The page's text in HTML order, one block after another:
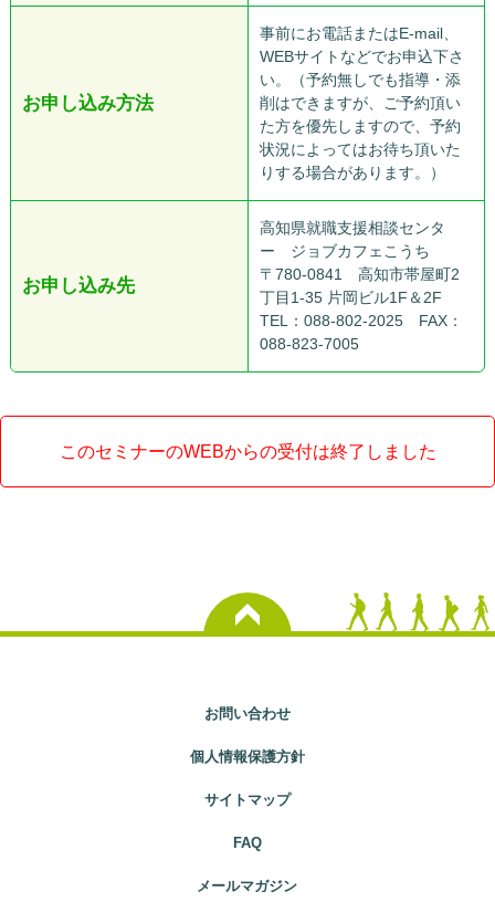
お申し込み方法
事前にお電話またはE-mail、
WEBサイトなどでお申込下さ
い。（予約無しでも指導・添
削はできますが、ご予約頂い
た方を優先しますので、予約
状況によってはお待ち頂いた
りする場合があります。）
お申し込み先
高知県就職支援相談センタ
ー ジョブカフェこうち
〒780-0841 高知市帯屋町2
丁目1-35 片岡ビル1F＆2F
TEL：088-802-2025 FAX：
088-823-7005
このセミナーのWEBからの受付は終了しました
お問い合わせ
個人情報保護方針
サイトマップ
FAQ
メールマガジン